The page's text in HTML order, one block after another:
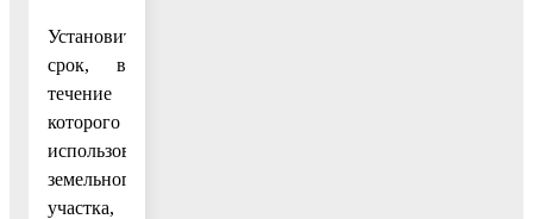
Установить
срок, в
течение
которого
использование
земельного
участка,